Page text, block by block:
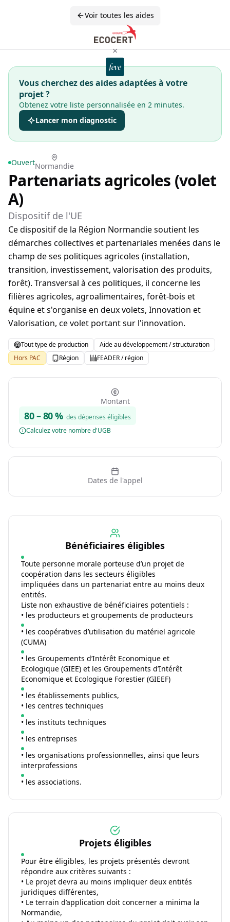
Voir toutes les aides
×
Vous cherchez des aides adaptées à votre
projet ?
Obtenez votre liste personnalisée en 2 minutes.
Lancer mon diagnostic
OuvertNormandie
Partenariats agricoles (volet
A)
Dispositif de l'UE
Ce dispositif de la Région Normandie soutient les
démarches collectives et partenariales menées dans le
champ de ses politiques agricoles (installation,
transition, investissement, valorisation des produits,
forêt). Transversal à ces politiques, il concerne les
filières agricoles, agroalimentaires, forêt-bois et
équine et s'organise en deux volets, Innovation et
Valorisation, ce volet portant sur l'innovation.
Tout type de production
Aide au développement / structuration
Hors PAC
Région FEADER / région
Montant
80–80% des dépenses éligibles
Calculez votre nombre d'UGB
Dates de l'appel
Bénéficiaires éligibles
Toute personne morale porteuse d’un projet de
coopération dans les secteurs éligibles
impliquées dans un partenariat entre au moins deux
entités.
Liste non exhaustive de bénéficiaires potentiels :
• les producteurs et groupements de producteurs
• les coopératives d’utilisation du matériel agricole
(CUMA)
• les Groupements d’Intérêt Economique et
Ecologique (GIEE) et les Groupements d’Intérêt
Economique et Ecologique Forestier (GIEEF)
• les établissements publics,
• les centres techniques
• les instituts techniques
• les entreprises
• les organisations professionnelles, ainsi que leurs
interprofessions
• les associations.
Projets éligibles
Pour être éligibles, les projets présentés devront
répondre aux critères suivants :
• Le projet devra au moins impliquer deux entités
juridiques différentes,
• Le terrain d’application doit concerner a minima la
Normandie,